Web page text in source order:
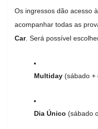
Os ingressos dão acesso
acompanhar todas as
Car. Será possível
Multiday (sábado +
Dia Único (sábado